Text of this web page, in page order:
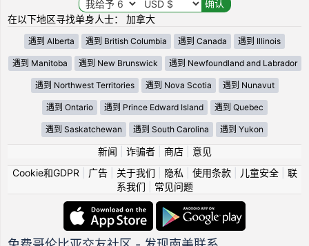
在以下地区寻找单身人士： 加拿大
遇到 Alberta 遇到 British Columbia 遇到 Canada 遇到 Illinois
遇到 Manitoba 遇到 New Brunswick 遇到 Newfoundland and Labrador
遇到 Northwest Territories 遇到 Nova Scotia 遇到 Nunavut
遇到 Ontario 遇到 Prince Edward Island 遇到 Quebec
遇到 Saskatchewan 遇到 South Carolina 遇到 Yukon
新闻 诈骗者| 商店| 意见
Cookie和GDPR
广告| 关于我们 隐私 使用条款| 儿童安全| 联
系我们
常见问题